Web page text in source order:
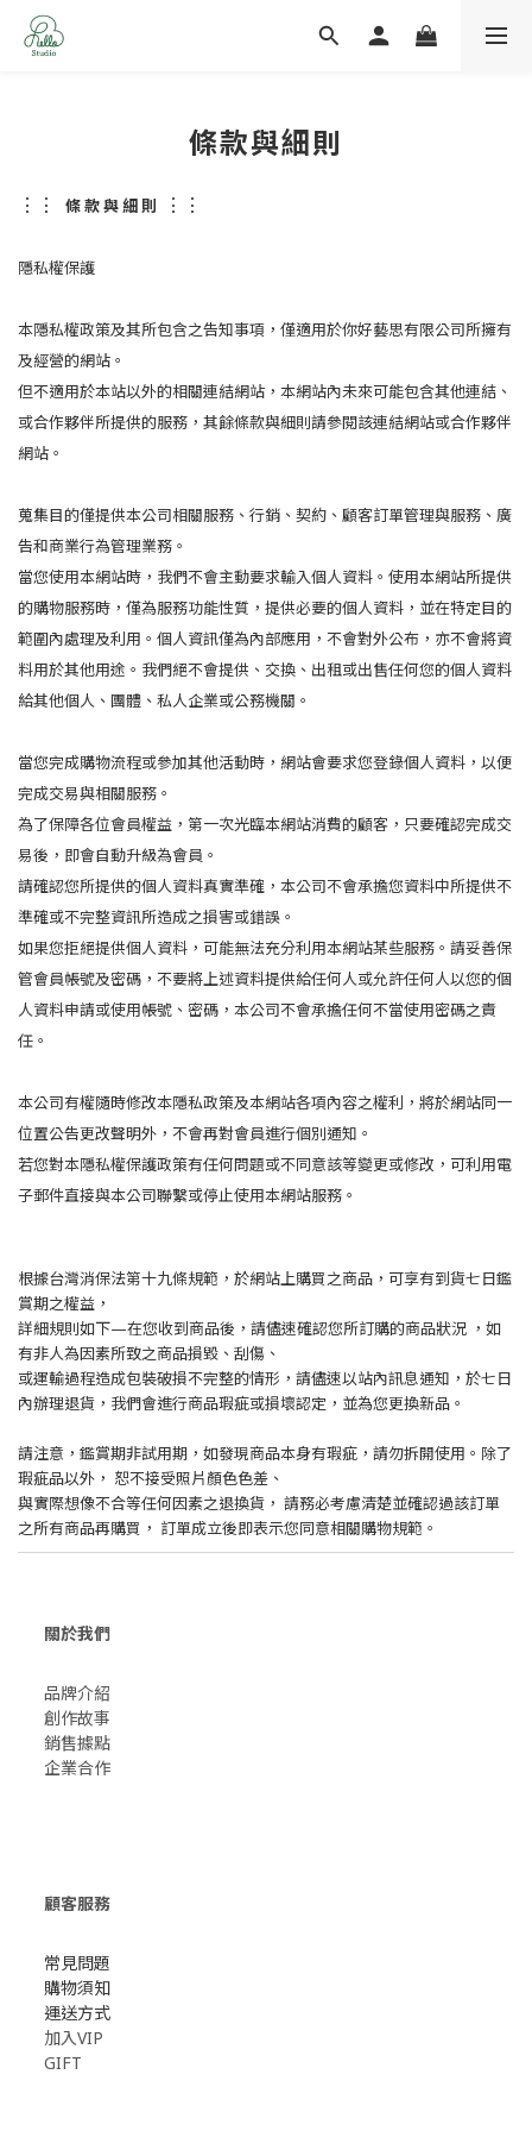
條款與細則
⋮ ⋮ 條 款 與 細 則 ⋮ ⋮
隱私權保護
本隱私權政策及其所包含之告知事項，僅適用於你好藝思有限公司所擁有
及經營的網站。
但不適用於本站以外的相關連結網站，本網站內未來可能包含其他連結、
或合作夥伴所提供的服務，其餘條款與細則請參閱該連結網站或合作夥伴
網站。
蒐集目的僅提供本公司相關服務、行銷、契約、顧客訂單管理與服務、廣
告和商業行為管理業務。
當您使用本網站時，我們不會主動要求輸入個人資料。使用本網站所提供
的購物服務時，僅為服務功能性質，提供必要的個人資料，並在特定目的
範圍內處理及利用。個人資訊僅為內部應用，不會對外公布，亦不會將資
料用於其他用途。我們絕不會提供、交換、出租或出售任何您的個人資料
給其他個人、團體、私人企業或公務機關。
當您完成購物流程或參加其他活動時，網站會要求您登錄個人資料，以便
完成交易與相關服務。
為了保障各位會員權益，第一次光臨本網站消費的顧客，只要確認完成交
易後，即會自動升級為會員。
請確認您所提供的個人資料真實準確，本公司不會承擔您資料中所提供不
準確或不完整資訊所造成之損害或錯誤。
如果您拒絕提供個人資料，可能無法充分利用本網站某些服務。請妥善保
管會員帳號及密碼，不要將上述資料提供給任何人或允許任何人以您的個
人資料申請或使用帳號、密碼，本公司不會承擔任何不當使用密碼之責
任。
本公司有權隨時修改本隱私政策及本網站各項內容之權利，將於網站同一
位置公告更改聲明外，不會再對會員進行個別通知。
若您對本隱私權保護政策有任何問題或不同意該等變更或修改，可利用電
子郵件直接與本公司聯繫或停止使用本網站服務。
根據台灣消保法第十九條規範，於網站上購買之商品，可享有到貨七日鑑
賞期之權益，
詳細規則如下—在您收到商品後，請儘速確認您所訂購的商品狀況 ，如
有非人為因素所致之商品損毀、刮傷、
或運輸過程造成包裝破損不完整的情形，請儘速以站內訊息通知，於七日
內辦理退貨，我們會進行商品瑕疵或損壞認定，並為您更換新品。
請注意，鑑賞期非試用期，如發現商品本身有瑕疵，請勿拆開使用。除了
瑕疵品以外， 恕不接受照片顏色色差、
與實際想像不合等任何因素之退換貨， 請務必考慮清楚並確認過該訂單
之所有商品再購買， 訂單成立後即表示您同意相關購物規範。
關於我們
品牌介紹
創作故事
​銷售據點
企業合作
顧客服務
常見問題
購物須知
運送方式
加入VIP
GIFT